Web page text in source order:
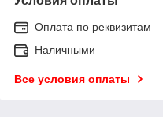
Оплата по реквизитам
Наличными
Все условия оплаты